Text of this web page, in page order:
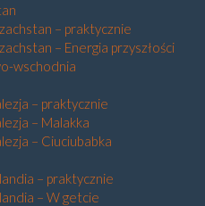
– praktycznie
– Energia przyszłości
wschodnia
– praktycznie
– Malakka
– Ciuciubabka
– praktycznie
– W getcie